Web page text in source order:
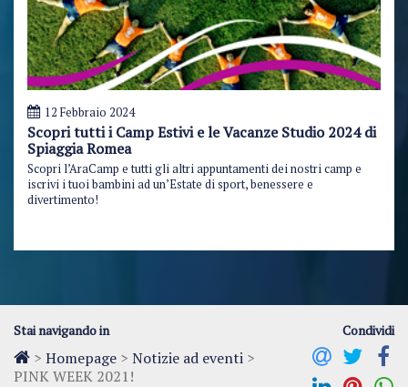
12 Febbraio 2024
Scopri tutti i Camp Estivi e le Vacanze Studio 2024 di
Spiaggia Romea
Scopri l’AraCamp e tutti gli altri appuntamenti dei nostri camp e
iscrivi i tuoi bambini ad un’Estate di sport, benessere e
divertimento!
Stai navigando in
> Homepage > Notizie ad eventi >
PINK WEEK 2021!
Condividi